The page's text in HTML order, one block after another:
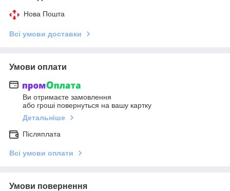
Нова Пошта
Всі умови доставки
Умови оплати
Ви отримаєте замовлення
або гроші повернуться на вашу картку
Детальніше
Післяплата
Всі умови оплати
Умови повернення